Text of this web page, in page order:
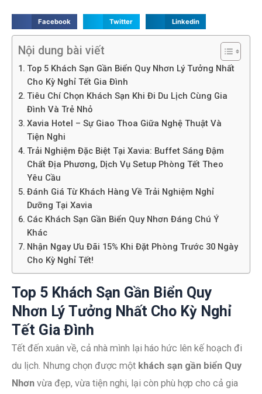
Facebook Twitter Linkedin
Nội dung bài viết
Top 5 Khách Sạn Gần Biển Quy Nhơn Lý Tưởng Nhất
Cho Kỳ Nghỉ Tết Gia Đình
Tiêu Chí Chọn Khách Sạn Khi Đi Du Lịch Cùng Gia
Đình Và Trẻ Nhỏ
Xavia Hotel – Sự Giao Thoa Giữa Nghệ Thuật Và
Tiện Nghi
Trải Nghiệm Đặc Biệt Tại Xavia: Buffet Sáng Đậm
Chất Địa Phương, Dịch Vụ Setup Phòng Tết Theo
Yêu Cầu
Đánh Giá Từ Khách Hàng Về Trải Nghiệm Nghỉ
Dưỡng Tại Xavia
Các Khách Sạn Gần Biển Quy Nhơn Đáng Chú Ý
Khác
Nhận Ngay Ưu Đãi 15% Khi Đặt Phòng Trước 30 Ngày
Cho Kỳ Nghỉ Tết!
Top 5 Khách Sạn Gần Biển Quy
Nhơn Lý Tưởng Nhất Cho Kỳ Nghỉ
Tết Gia Đình
Tết đến xuân về, cả nhà mình lại háo hức lên kế hoạch đi
du lịch. Nhưng chọn được một khách sạn gần biển Quy
Nhơn vừa đẹp, vừa tiện nghi, lại còn phù hợp cho cả gia